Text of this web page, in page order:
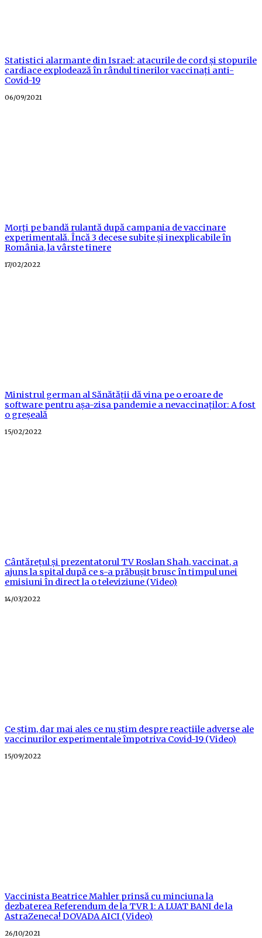
Statistici alarmante din Israel: atacurile de cord și stopurile
cardiace explodează în rândul tinerilor vaccinați anti-
Covid-19
Posted
06/09/2021
Morți pe bandă rulantă după campania de vaccinare
experimentală. Încă 3 decese subite și inexplicabile în
România, la vârste tinere
Posted
17/02/2022
Ministrul german al Sănătății dă vina pe o eroare de
software pentru așa-zisa pandemie a nevaccinaților: A fost
o greșeală
Posted
15/02/2022
Cântărețul și prezentatorul TV Roslan Shah, vaccinat, a
ajuns la spital după ce s-a prăbușit brusc în timpul unei
emisiuni în direct la o televiziune (Video)
Posted
14/03/2022
Ce știm, dar mai ales ce nu știm despre reacțiile adverse ale
vaccinurilor experimentale împotriva Covid-19 (Video)
Posted
15/09/2022
Vaccinista Beatrice Mahler prinsă cu minciuna la
dezbaterea Referendum de la TVR 1: A LUAT BANI de la
AstraZeneca! DOVADA AICI (Video)
Posted
26/10/2021